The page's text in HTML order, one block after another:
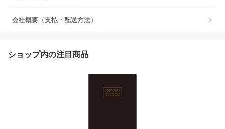
会社概要（支払・配送方法）
ショップ内の注目商品